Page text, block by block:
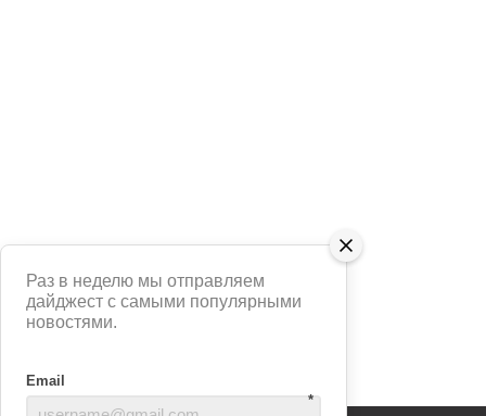
Раз в неделю мы отправляем
дайджест с самыми популярными
новостями.
Email
*